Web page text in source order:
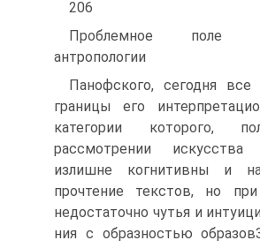
206
Проблемное поле
антропологии
Панофского, сегодня
границы его
категории которого,
рассмотрении искусства
излишне когнитивны и
прочтение тек­стов, но
недостаточно чутья и
ния с образностью